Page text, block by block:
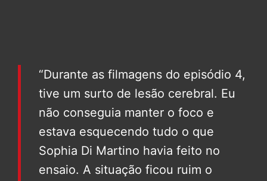
“Durante as filmagens do episódio 4,
tive um surto de lesão cerebral. Eu
não conseguia manter o foco e
estava esquecendo tudo o que
Sophia Di Martino havia feito no
ensaio. A situação ficou ruim o